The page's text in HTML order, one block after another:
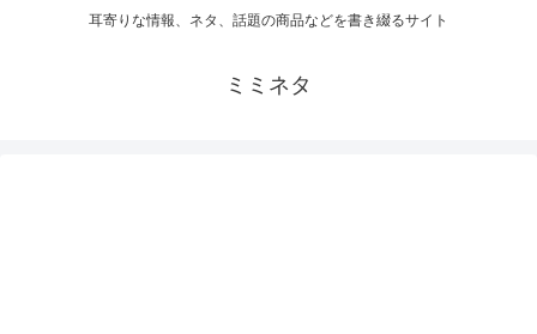
耳寄りな情報、ネタ、話題の商品などを書き綴るサイト
ミミネタ